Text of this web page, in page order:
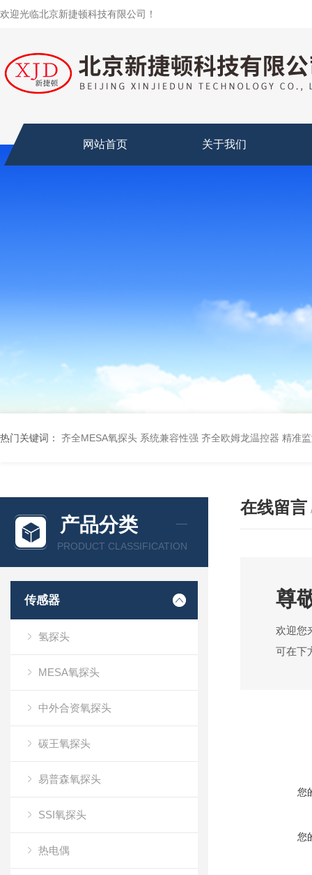
欢迎光临北京新捷顿科技有限公司！
网站首页 关于我们
热门关键词： 齐全MESA氧探头 系统兼容性强 齐全欧姆龙温控器 精准
产品分类
PRODUCT CLASSIFICATION
传感器
氢探头
MESA氧探头
中外合资氧探头
碳王氧探头
易普森氧探头
SSI氧探头
热电偶
在线留言
尊
欢迎您
可在下
您
您